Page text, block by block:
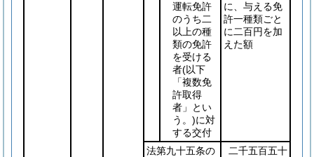
運転免許
のうち二
以上の種
類の免許
を受ける
者(以下
「複数免
許取得
者」とい
う。)に対
する交付
に、与える免
許一種類ごと
に二百円を加
えた額
法第九十五条の
二千五百五十